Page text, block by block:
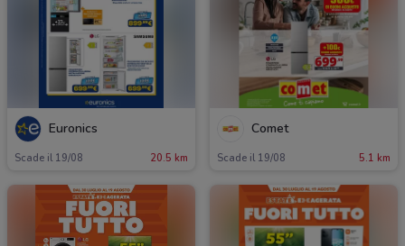
Euronics
Scade il 19/08 20.5 km
Comet
Scade il 19/08 5.1 km